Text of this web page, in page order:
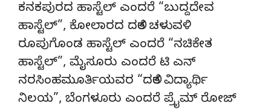
ಕನಕಪುರದ ಹಾಸ್ಟೆಲ್ ಎಂದರೆ “ಬುದ್ದದೇವ
ಹಾಸ್ಟೆಲ್”, ಕೋಲಾರದ ದಲಿತ ಚಳುವಳಿ
ರೂಪುಗೊಂಡ ಹಾಸ್ಟೆಲ್ ಎಂದರೆ “ನಚಿಕೇತ
ಹಾಸ್ಟೆಲ್”, ಮೈಸೂರು ಎಂದರೆ ಟಿ ಎನ್
ನರಸಿಂಹಮೂರ್ತಿಯವರ “ದಲಿತ ವಿದ್ಯಾರ್ಥಿ
ನಿಲಯ”, ಬೆಂಗಳೂರು ಎಂದರೆ ಪ್ರೈಮ್ ರೋಜ್